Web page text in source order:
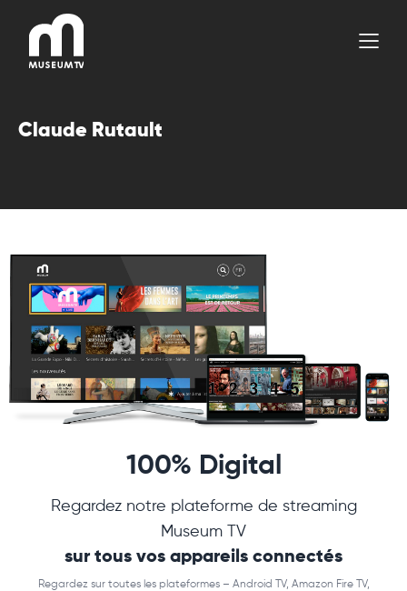
contenu
Claude Rutault
100% Digital
Regardez notre plateforme de streaming
Museum TV
sur tous vos appareils connectés
Regardez sur toutes les plateformes – Android TV, Amazon Fire TV,